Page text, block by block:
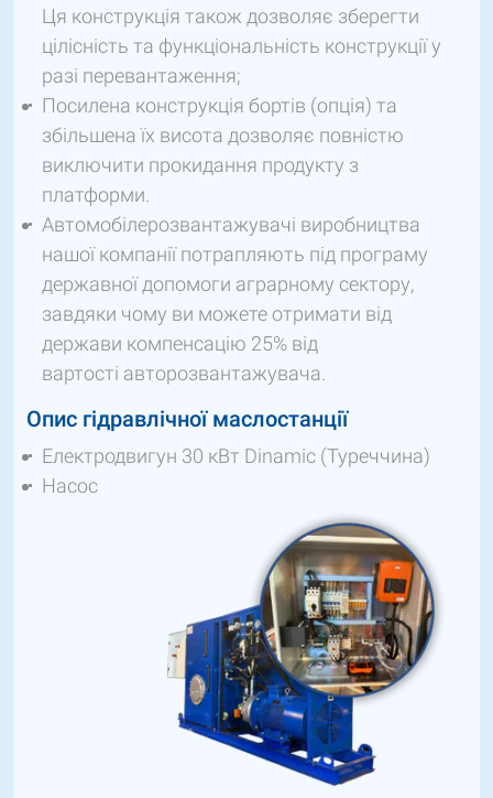
Ця конструкція також дозволяє зберегти
цілісність та функціональність конструкції у
разі перевантаження;
Посилена конструкція бортів (опція) та
збільшена їх висота дозволяє повністю
виключити прокидання продукту з
платформи.
Автомобілерозвантажувачі виробництва
нашої компанії потрапляють під програму
державної допомоги аграрному сектору,
завдяки чому ви можете отримати від
держави компенсацію 25% від
вартості авторозвантажувача.
Опис гідравлічної маслостанції
Електродвигун 30 кВт Dinamic (Туреччина)
Насос